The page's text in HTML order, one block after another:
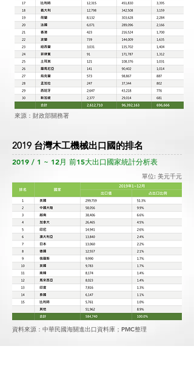
來源：財政部關務署
2019 台灣木工機械出口國的排名
2019 / 1 ~ 12月 前15大出口國家統計分析表
單位: 美元千元
資料來源：中華民國海關進出口資料庫；PMC整理